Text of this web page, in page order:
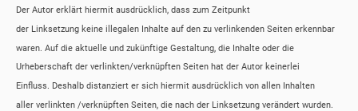
Der Autor erklärt hiermit ausdrücklich, dass zum Zeitpunkt
der Linksetzung keine illegalen Inhalte auf den zu verlinkenden Seiten erkennbar
waren. Auf die aktuelle und zukünftige Gestaltung, die Inhalte oder die
Urheberschaft der verlinkten/verknüpften Seiten hat der Autor keinerlei
Einfluss. Deshalb distanziert er sich hiermit ausdrücklich von allen Inhalten
aller verlinkten /verknüpften Seiten, die nach der Linksetzung verändert wurden.